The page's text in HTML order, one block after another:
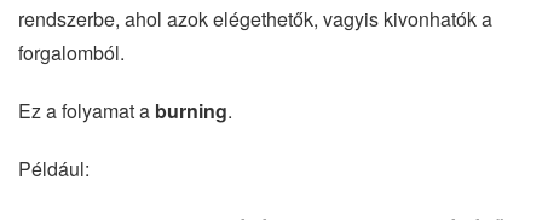
rendszerbe, ahol azok elégethetők, vagyis kivonhatók a
forgalomból.
Ez a folyamat a burning.
Például: